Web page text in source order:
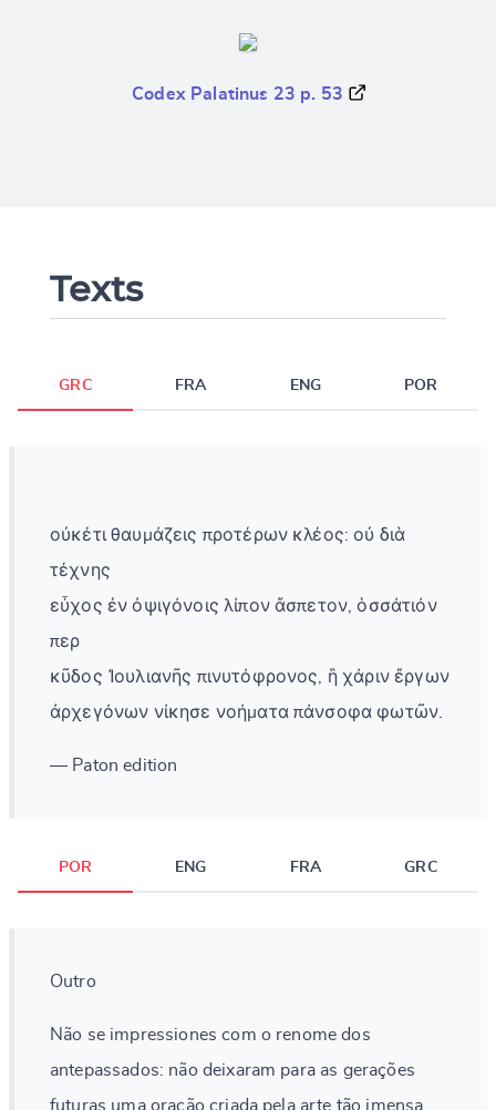
Codex Palatinus 23 p. 53
Texts
GRC FRA ENG POR
οὐκέτι θαυμάζεις προτέρων κλέος: οὐ διὰ
τέχνης
εὖχος ἐν ὀψιγόνοις λίπον ἄσπετον, ὁσσάτιόν
περ
κῦδος Ἰουλιανῆς πινυτόφρονος, ἣ χάριν ἔργων
ἀρχεγόνων νίκησε νοήματα πάνσοφα φωτῶν.
— Paton edition
POR ENG FRA GRC
Outro
Não se impressiones com o renome dos
antepassados: não deixaram para as gerações
futuras uma oração criada pela arte tão imensa